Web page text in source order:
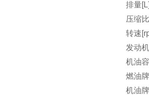
排量
压缩比
转速
发动
机油
燃油
机油